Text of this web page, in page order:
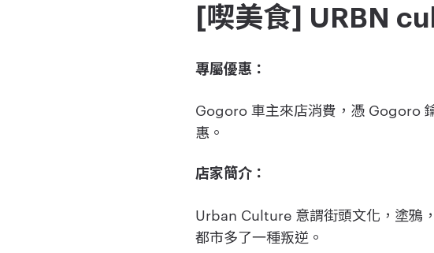
[喫美食] URBN
專屬優惠：
Gogoro 車主來店消費，憑 Gogoro
惠。
店家簡介：
Urban Culture 意謂街頭文化，塗鴉
都市多了一種叛逆。